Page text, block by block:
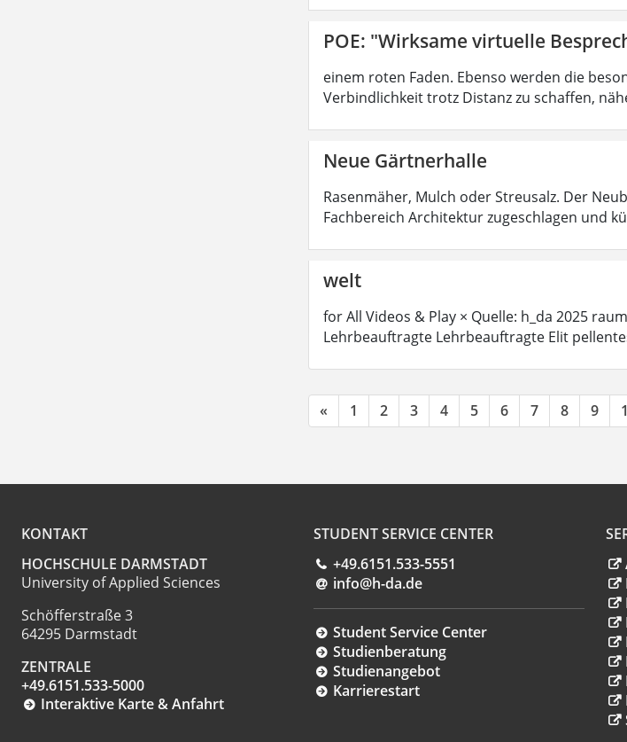
POE: "Wirksame virtuelle
einem roten Faden. Ebenso werden die
Verbindlichkeit trotz Distanz zu schaffen,
Neue Gärtnerhalle
Rasenmäher, Mulch oder Streusalz. Der
Fachbereich Architektur zugeschlagen und
welt
for All Videos & Play × Quelle: h_da 2025
Lehrbeauftragte Lehrbeauftragte Elit
« 1 2 3 4 5 6 7 8 9
KONTAKT
HOCHSCHULE DARMSTADT
University of Applied Sciences
Schöfferstraße 3
64295 Darmstadt
ZENTRALE
+49.6151.533-5000
Interaktive Karte & Anfahrt
STUDENT SERVICE CENTER
+49.6151.533-5551
info@h-da.de
Student Service Center
Studienberatung
Studienangebot
Karrierestart